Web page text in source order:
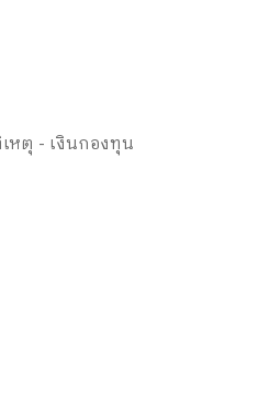
หตุ - เงินกองทุน